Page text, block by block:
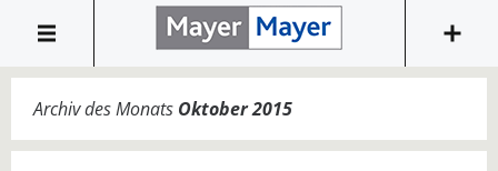
Archiv des Monats Oktober 2015